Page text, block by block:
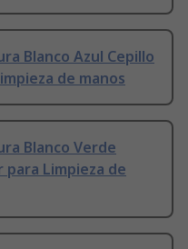
Blanco Azul Cepillo
de manos
Blanco Verde
para Limpieza de